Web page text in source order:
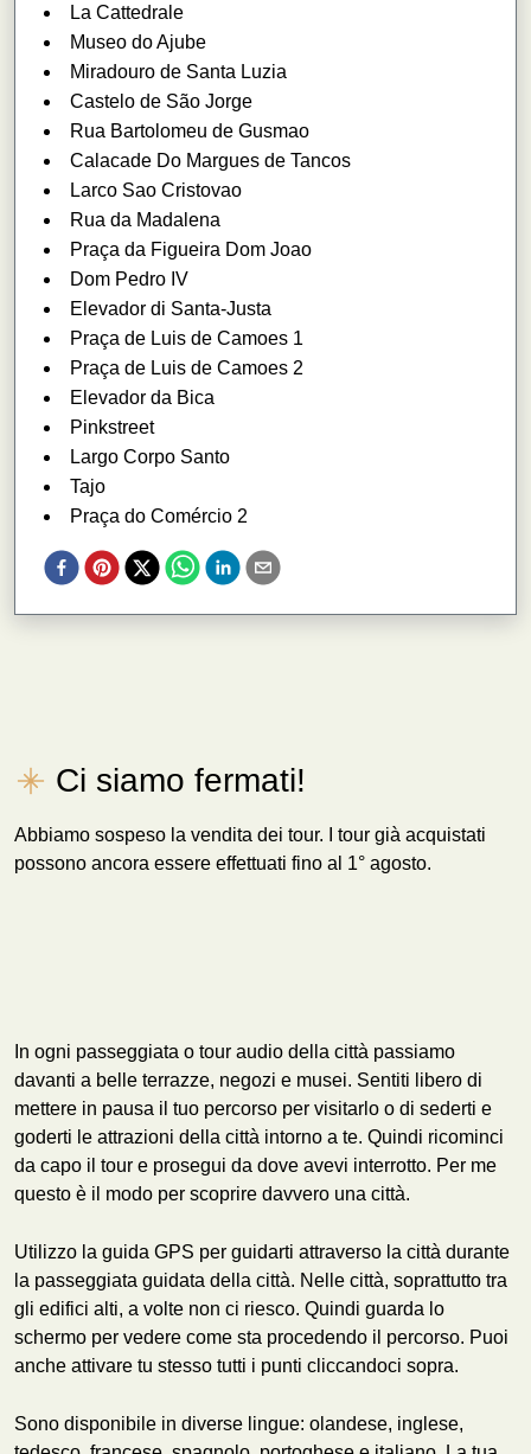
La Cattedrale
Museo do Ajube
Miradouro de Santa Luzia
Castelo de São Jorge
Rua Bartolomeu de Gusmao
Calacade Do Margues de Tancos
Larco Sao Cristovao
Rua da Madalena
Praça da Figueira Dom Joao
Dom Pedro IV
Elevador di Santa-Justa
Praça de Luis de Camoes 1
Praça de Luis de Camoes 2
Elevador da Bica
Pinkstreet
Largo Corpo Santo
Tajo
Praça do Comércio 2
Ci siamo fermati!
Abbiamo sospeso la vendita dei tour. I tour già acquistati
possono ancora essere effettuati fino al 1° agosto.
In ogni passeggiata o tour audio della città passiamo
davanti a belle terrazze, negozi e musei. Sentiti libero di
mettere in pausa il tuo percorso per visitarlo o di sederti e
goderti le attrazioni della città intorno a te. Quindi ricominci
da capo il tour e prosegui da dove avevi interrotto. Per me
questo è il modo per scoprire davvero una città.
Utilizzo la guida GPS per guidarti attraverso la città durante
la passeggiata guidata della città. Nelle città, soprattutto tra
gli edifici alti, a volte non ci riesco. Quindi guarda lo
schermo per vedere come sta procedendo il percorso. Puoi
anche attivare tu stesso tutti i punti cliccandoci sopra.
Sono disponibile in diverse lingue: olandese, inglese,